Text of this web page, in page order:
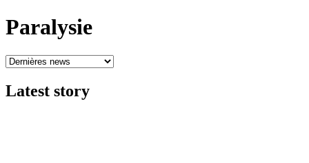
Paralysie
Latest story